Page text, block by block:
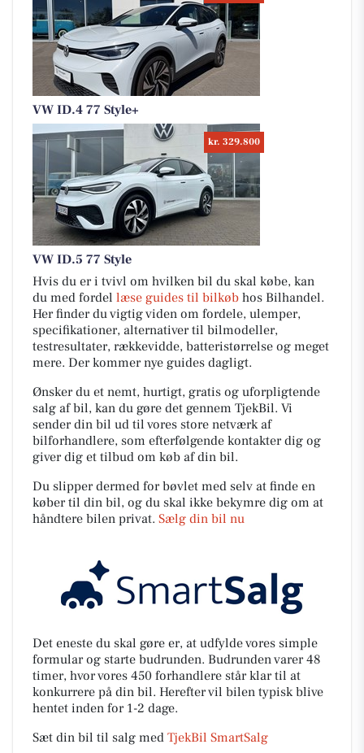
VW ID.4 77 Style+
kr. 329.800
VW ID.5 77 Style
Hvis du er i tvivl om hvilken bil du skal købe, kan
du med fordel læse guides til bilkøb hos Bilhandel.
Her finder du vigtig viden om fordele, ulemper,
specifikationer, alternativer til bilmodeller,
testresultater, rækkevidde, batteristørrelse og meget
mere. Der kommer nye guides dagligt.
Ønsker du et nemt, hurtigt, gratis og uforpligtende
salg af bil, kan du gøre det gennem TjekBil. Vi
sender din bil ud til vores store netværk af
bilforhandlere, som efterfølgende kontakter dig og
giver dig et tilbud om køb af din bil.
Du slipper dermed for bøvlet med selv at finde en
køber til din bil, og du skal ikke bekymre dig om at
håndtere bilen privat. Sælg din bil nu
Det eneste du skal gøre er, at udfylde vores simple
formular og starte budrunden. Budrunden varer 48
timer, hvor vores 450 forhandlere står klar til at
konkurrere på din bil. Herefter vil bilen typisk blive
hentet inden for 1-2 dage.
Sæt din bil til salg med TjekBil SmartSalg